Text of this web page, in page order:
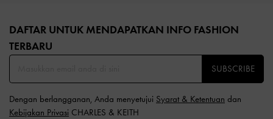
DAFTAR UNTUK MENDAPATKAN INFO FASHION
TERBARU​
SUBSCRIBE
Dengan berlangganan, Anda menyetujui Syarat & Ketentuan dan
Kebijakan Privasi CHARLES & KEITH